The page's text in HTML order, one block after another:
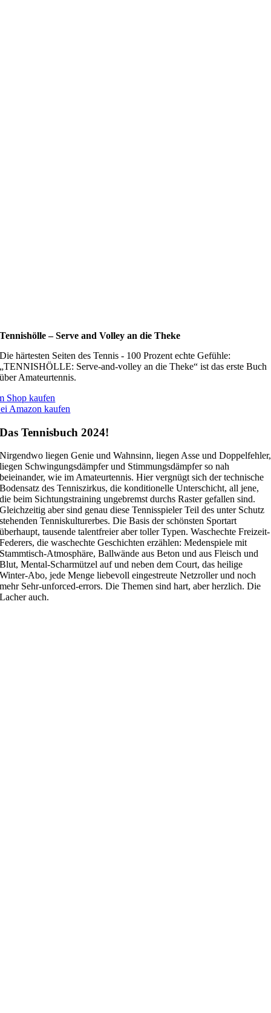
Tennishölle – Serve and Volley an die Theke
Die härtesten Seiten des Tennis - 100 Prozent echte Gefühle:
„TENNISHÖLLE: Serve-and-volley an die Theke“ ist das erste Buch
über Amateurtennis.
Shop kaufen
Amazon kaufen
Das Tennisbuch 2024!
Nirgendwo liegen Genie und Wahnsinn, liegen Asse und Doppelfehler,
liegen Schwingungsdämpfer und Stimmungsdämpfer so nah
beieinander, wie im Amateurtennis. Hier vergnügt sich der technische
Bodensatz des Tenniszirkus, die konditionelle Unterschicht, all jene,
die beim Sichtungstraining ungebremst durchs Raster gefallen sind.
Gleichzeitig aber sind genau diese Tennisspieler Teil des unter Schutz
stehenden Tenniskulturerbes. Die Basis der schönsten Sportart
überhaupt, tausende talentfreier aber toller Typen. Waschechte Freizeit-
Federers, die waschechte Geschichten erzählen: Medenspiele mit
Stammtisch-Atmosphäre, Ballwände aus Beton und aus Fleisch und
Blut, Mental-Scharmützel auf und neben dem Court, das heilige
Winter-Abo, jede Menge liebevoll eingestreute Netzroller und noch
mehr Sehr-unforced-errors. Die Themen sind hart, aber herzlich. Die
Lacher auch.